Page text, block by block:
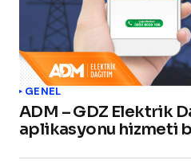
GENEL
ADM – GDZ Elektrik
aplikasyonu hizmeti